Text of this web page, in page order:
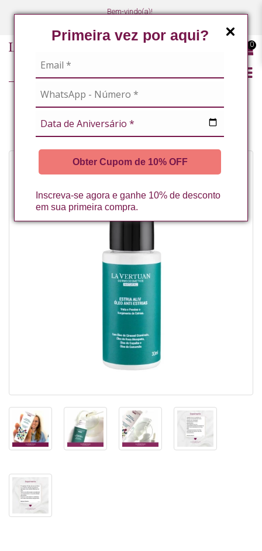
Primeira vez por aqui?
Obter Cupom de 10% OFF
Inscreva-se agora e ganhe 10% de desconto
em sua primeira compra.
Bem-vindo(a)!
0
-62%